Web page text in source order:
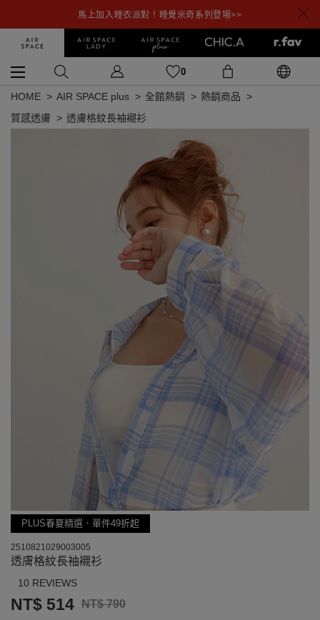
馬上加入睡衣派對！睡覺米奇系列登場>>
0
HOME AIR SPACE plus 全館熱銷
熱銷商品
質感透膚
透膚格紋長袖襯衫
PLUS春夏精選．單件49折起
2510821029003005
透膚格紋長袖襯衫
10 REVIEWS
NT$ 514 NT$ 790